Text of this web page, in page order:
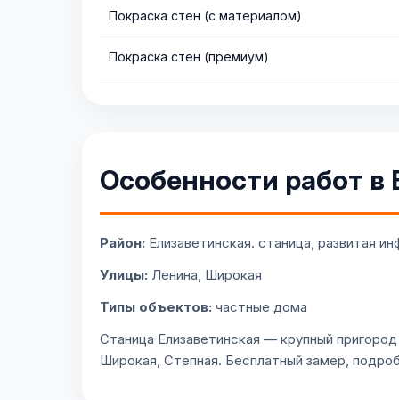
Покраска стен (с материалом)
Покраска стен (премиум)
Особенности работ в
Район: Елизаветинская. станица, развитая
Улицы: Ленина, Широкая
Типы объектов: частные дома
Станица Елизаветинская — крупный
Широкая, Степная. Бесплатный замер,